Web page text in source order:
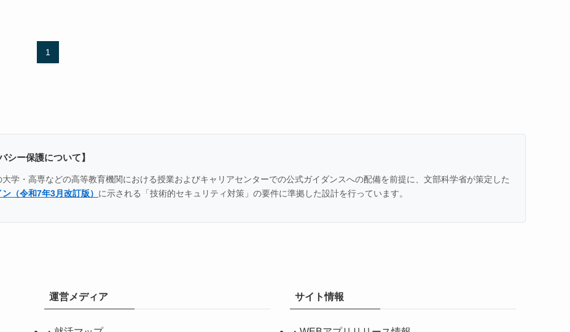
1
シー保護について】
学・高専などの高等教育機関における授業およびキャリアセンターでの公式ガイダンスへの配備を前提に、文部科学省が策定した
（令和7年3月改訂版） に示される「技術的セキュリティ対策」の要件に準拠した設計を行っています。
運営メディア サイト情報